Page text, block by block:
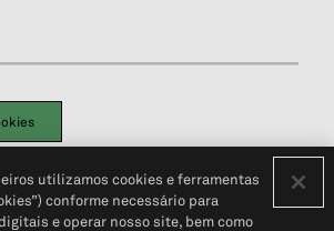
Portal de privacidade do cliente (em inglês)
Pessoais© 2026 S&P Global
utilizamos cookies e ferramentas
conforme necessário para
e operar nosso site, bem como